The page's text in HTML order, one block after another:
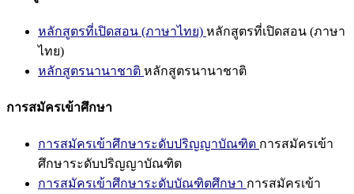
หลักสูตรที่เปิดสอน (ภาษาไทย) หลักสูตรที่เปิดสอน (ภาษา
ไทย)
หลักสูตรนานาชาติ หลักสูตรนานาชาติ
การสมัครเข้าศึกษา
การสมัครเข้าศึกษาระดับปริญญาบัณฑิต การสมัครเข้า
ศึกษาระดับปริญญาบัณฑิต
การสมัครเข้าศึกษาระดับบัณฑิตศึกษา การสมัครเข้า